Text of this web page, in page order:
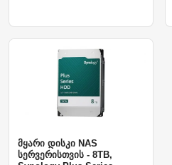
მყარი დისკი NAS
სერვერისთვის - 8TB,